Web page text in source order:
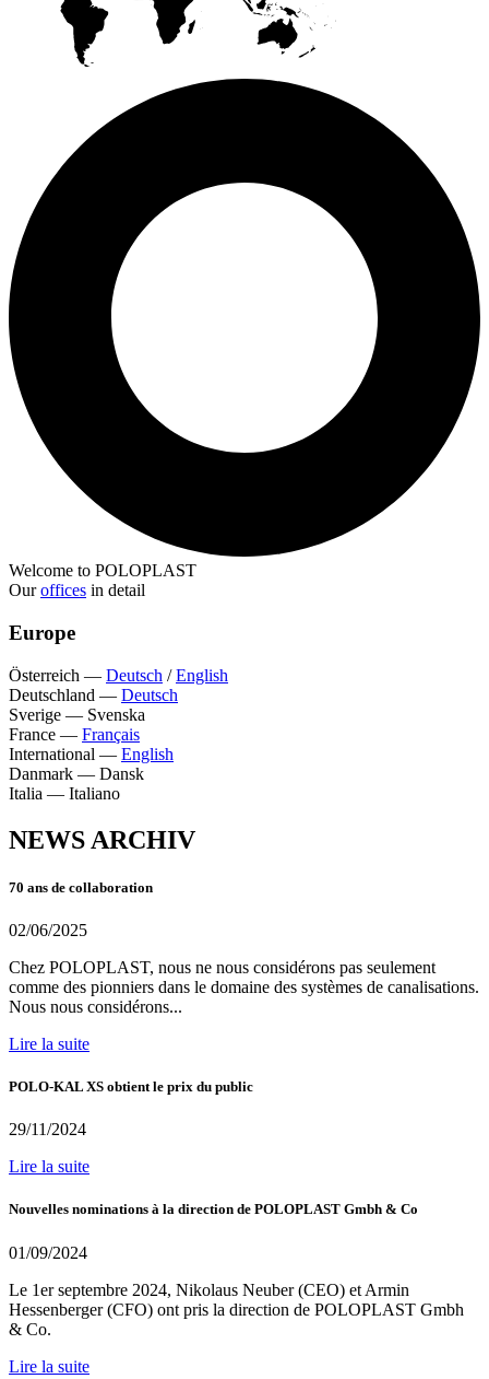
Welcome to POLOPLAST
Ouroffices in detail
Europe
Österreich — Deutsch /English
Deutschland — Deutsch
Sverige — Svenska
France — Français
International — English
Danmark — Dansk
Italia — Italiano
NEWS ARCHIV
70 ans de collaboration
02/06/2025
Chez POLOPLAST, nous ne nous considérons pas seulement
comme des pionniers dans le domaine des systèmes de canalisations.
Nous nous considérons...
Lire la suite
POLO-KAL XS obtient le prix du public
29/11/2024
Lire la suite
Nouvelles nominations à la direction de POLOPLAST Gmbh & Co
01/09/2024
Le 1er septembre 2024, Nikolaus Neuber (CEO) et Armin
Hessenberger (CFO) ont pris la direction de POLOPLAST Gmbh
& Co.
Lire la suite